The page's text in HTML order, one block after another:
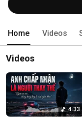
Home Videos
Videos
4:33